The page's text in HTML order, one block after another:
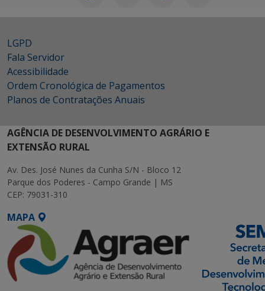
LGPD
Fala Servidor
Acessibilidade
Ordem Cronológica de Pagamentos
Planos de Contratações Anuais
AGÊNCIA DE DESENVOLVIMENTO AGRÁRIO E
EXTENSÃO RURAL
Av. Des. José Nunes da Cunha S/N - Bloco 12
Parque dos Poderes - Campo Grande | MS
CEP: 79031-310
MAPA